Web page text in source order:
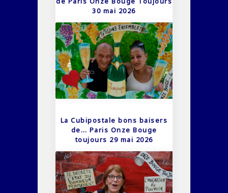
30 mai 2026
La Cubipostale bons baisers
de… Paris Onze Bouge
toujours 29 mai 2026